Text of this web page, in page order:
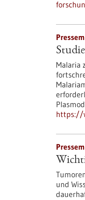
Malaria
https://
und